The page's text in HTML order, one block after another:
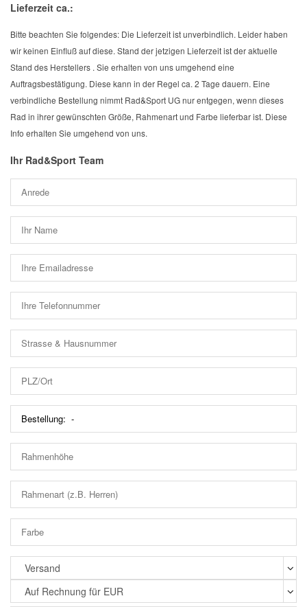
Lieferzeit ca.:
Bitte beachten Sie folgendes: Die Lieferzeit ist unverbindlich. Leider haben
wir keinen Einfluß auf diese. Stand der jetzigen Lieferzeit ist der aktuelle
Stand des Herstellers . Sie erhalten von uns umgehend eine
Auftragsbestätigung. Diese kann in der Regel ca. 2 Tage dauern. Eine
verbindliche Bestellung nimmt Rad&Sport UG nur entgegen, wenn dieses
Rad in ihrer gewünschten Größe, Rahmenart und Farbe lieferbar ist. Diese
Info erhalten Sie umgehend von uns.
Ihr Rad&Sport Team